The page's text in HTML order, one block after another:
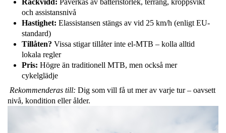
och assistansnivå
Hastighet: Elassistansen stängs av vid 25 km/h (enligt EU-
standard)
Tillåten? Vissa stigar tillåter inte el-MTB – kolla alltid
lokala regler
Pris: Högre än traditionell MTB, men också mer
cykelglädje
Rekommenderas till: Dig som vill få ut mer av varje tur – oavsett
nivå, kondition eller ålder.